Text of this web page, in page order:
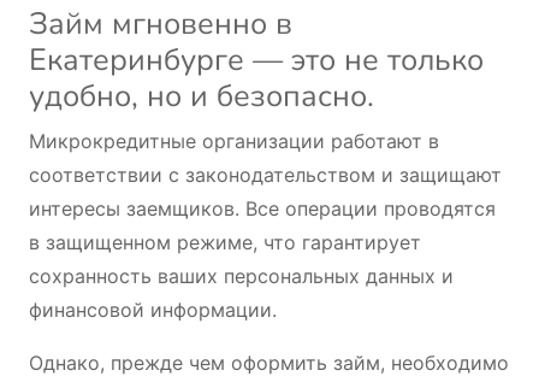
Займ мгновенно в
Екатеринбурге — это не только
удобно, но и безопасно.
Микрокредитные организации работают в
соответствии с законодательством и защищают
интересы заемщиков. Все операции проводятся
в защищенном режиме, что гарантирует
сохранность ваших персональных данных и
финансовой информации.
Однако, прежде чем оформить займ, необходимо